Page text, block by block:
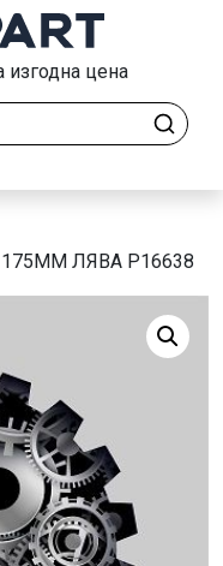
изгодна цена
ЛЯВА P16638